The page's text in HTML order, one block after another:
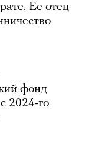
Ее отец
фонд
2024-го